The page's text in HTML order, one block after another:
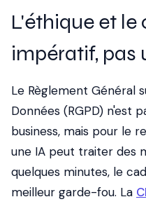
L'éthique et le
impératif, pas
Le Règlement Général
Données (RGPD) n'est
business, mais pour le
une IA peut traiter des
quelques minutes, le
meilleur garde-fou. La